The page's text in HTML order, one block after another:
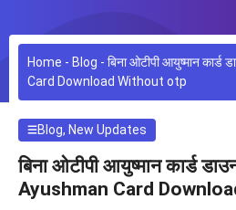
Home - Blog - बिना ओटीपी आयुष्मान
Card Download Without otp
Blog,New Updates
बिना ओटीपी आयुष्मान कार्ड
Ayushman Card